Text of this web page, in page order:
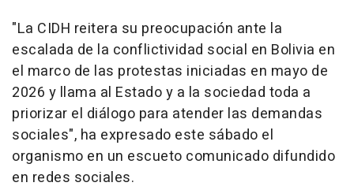
"La CIDH reitera su preocupación ante la
escalada de la conflictividad social en Bolivia en
el marco de las protestas iniciadas en mayo de
2026 y llama al Estado y a la sociedad toda a
priorizar el diálogo para atender las demandas
sociales", ha expresado este sábado el
organismo en un escueto comunicado difundido
en redes sociales.